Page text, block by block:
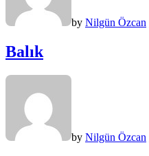
by Nilgün Özcan
Balık
by Nilgün Özcan